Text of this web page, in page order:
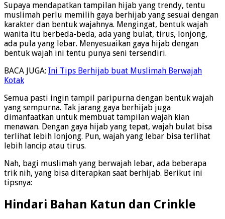
Supaya mendapatkan tampilan hijab yang trendy, tentu
muslimah perlu memilih gaya berhijab yang sesuai dengan
karakter dan bentuk wajahnya. Mengingat, bentuk wajah
wanita itu berbeda-beda, ada yang bulat, tirus, lonjong,
ada pula yang lebar. Menyesuaikan gaya hijab dengan
bentuk wajah ini tentu punya seni tersendiri.
BACA JUGA: Ini Tips Berhijab buat Muslimah Berwajah
Kotak
Semua pasti ingin tampil paripurna dengan bentuk wajah
yang sempurna. Tak jarang gaya berhijab juga
dimanfaatkan untuk membuat tampilan wajah kian
menawan. Dengan gaya hijab yang tepat, wajah bulat bisa
terlihat lebih lonjong. Pun, wajah yang lebar bisa terlihat
lebih lancip atau tirus.
Nah, bagi muslimah yang berwajah lebar, ada beberapa
trik nih, yang bisa diterapkan saat berhijab. Berikut ini
tipsnya:
Hindari Bahan Katun dan Crinkle